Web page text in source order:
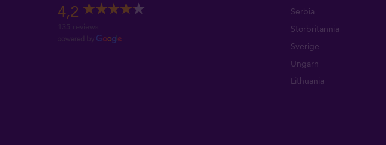
4,2
135 reviews
Serbia
Storbritannia
Sverige
Ungarn
Lithuania